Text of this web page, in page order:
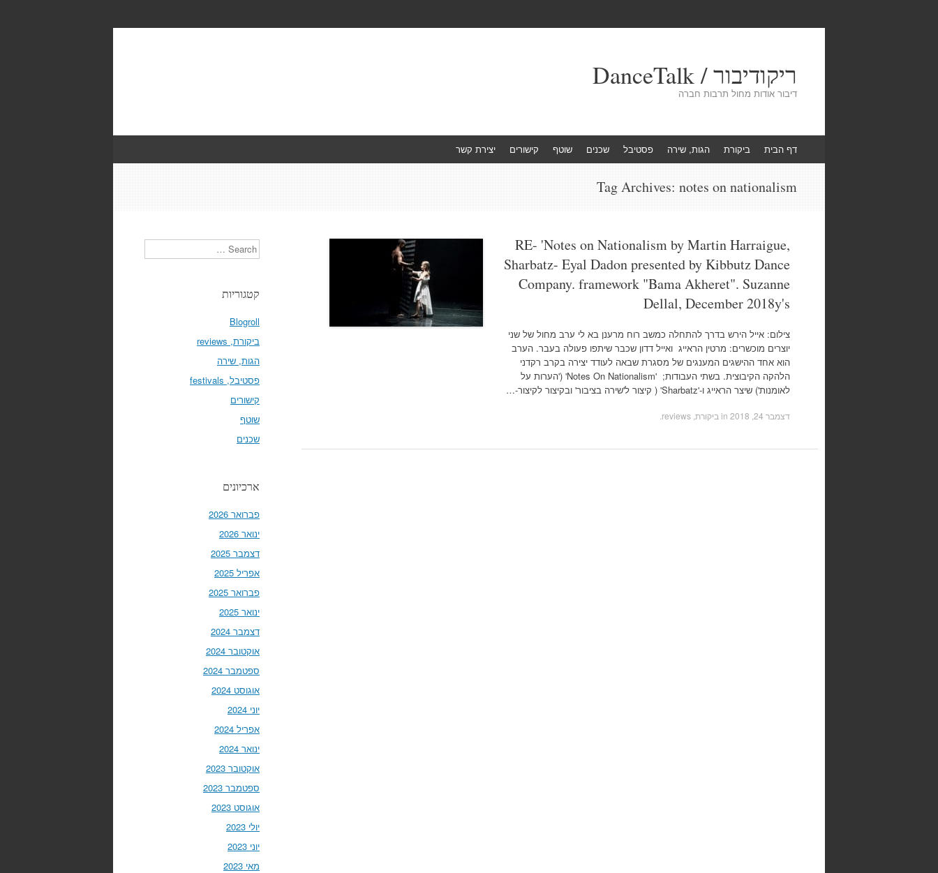
ריקודיבור / DanceTalk
דיבור אודות מחול תרבות חברה
to
דף הבית ביקורת הגות, שירה פסטיבל שכנים שוטף קישורים יצירת קשר
Tag Archives: notes on nationalism
RE- 'Notes on Nationalism by Martin Harraigue,
Sharbatz- Eyal Dadon presented by Kibbutz Dance
Company. framework "Bama Akheret". Suzanne
Dellal, December 2018y's
צילום: אייל הירש בדרך להתחלה כמשב רוח מרענן בא לי ערב מחול של שני
יוצרים מוכשרים: מרטין הראייג ואייל דדון שכבר שיתפו פעולה בעבר. הערב
הוא אחד ההישגים המענגים של מסגרת שבאה לעודד יצירה בקרב רקדני
הלהקה הקיבוצית. בשתי העבודות; 'Notes On Nationalism' ('הערות על
לאומנות') שיצר הראייג ו-'Sharbatz' ( קיצור ל'שירה בציבור' ובקיצור לקיצור-…
דצמבר 24, 2018 ביקורת, reviews
Search
קטגוריות
Blogroll
ביקורת, reviews
הגות, שירה
פסטיבל, festivals
קישורים
שוטף
שכנים
ארכיונים
פברואר 2026
ינואר 2026
דצמבר 2025
אפריל 2025
פברואר 2025
ינואר 2025
דצמבר 2024
אוקטובר 2024
ספטמבר 2024
אוגוסט 2024
יוני 2024
אפריל 2024
ינואר 2024
אוקטובר 2023
ספטמבר 2023
אוגוסט 2023
יולי 2023
יוני 2023
מאי 2023